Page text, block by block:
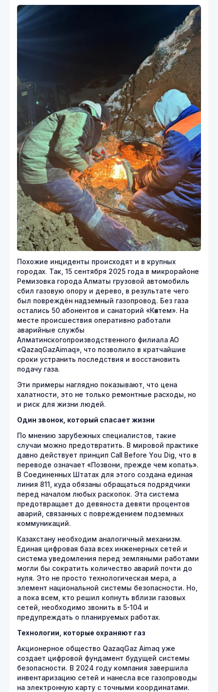
Похожие инциденты происходят и в крупных
городах. Так, 15 сентября 2025 года в микрорайоне
Ремизовка города Алматы грузовой автомобиль
сбил газовую опору и дерево, в результате чего
был повреждён надземный газопровод. Без газа
остались 50 абонентов и санаторий «Көктем». На
месте происшествия оперативно работали
аварийные службы
Алматинскогопроизводственного филиала АО
«QazaqGazAimaq», что позволило в кратчайшие
сроки устранить последствия и восстановить
подачу газа.
Эти примеры наглядно показывают, что цена
халатности, это не только ремонтные расходы, но
и риск для жизни людей.
Один звонок, который спасает жизни
По мнению зарубежных специалистов, такие
случаи можно предотвратить. В мировой практике
давно действует принцип Call Before You Dig, что в
переводе означает «Позвони, прежде чем копать».
В Соединенных Штатах для этого создана единая
линия 811, куда обязаны обращаться подрядчики
перед началом любых раскопок. Эта система
предотвращает до девяноста девяти процентов
аварий, связанных с повреждением подземных
коммуникаций.
Казахстану необходим аналогичный механизм.
Единая цифровая база всех инженерных сетей и
система уведомления перед земляными работами
могли бы сократить количество аварий почти до
нуля. Это не просто технологическая мера, а
элемент национальной системы безопасности. Но,
а пока всем, кто решил копнуть вблизи газовых
сетей, необходимо звонить в 5-104 и
предупреждать о планируемых работах.
Технологии, которые охраняют газ
Акционерное общество QazaqGaz Aimaq уже
создает цифровой фундамент будущей системы
безопасности. В 2024 году компания завершила
инвентаризацию сетей и нанесла все газопроводы
на электронную карту с точными координатами.